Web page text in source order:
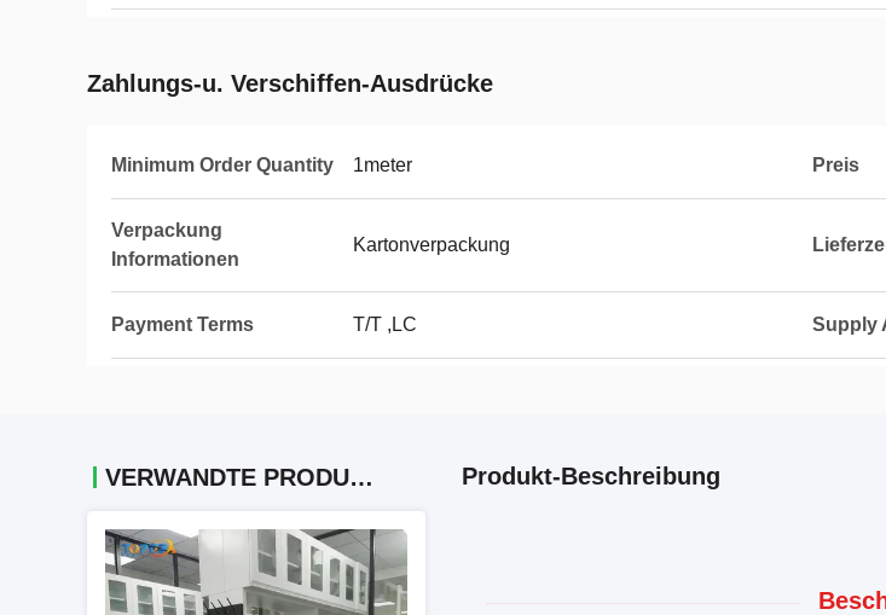
Zahlungs-u. Verschiffen-Ausdrücke
Minimum Order Quantity 1meter Preis
Verpackung
Informationen
Kartonverpackung
Payment Terms T/T ,LC Supply
VERWANDTE PRODUKTE Produkt-Beschreibung